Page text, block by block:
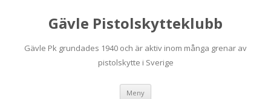
Gävle Pistolskytteklubb
Gävle Pk grundades 1940 och är aktiv inom många grenar av
pistolskytte i Sverige
Meny